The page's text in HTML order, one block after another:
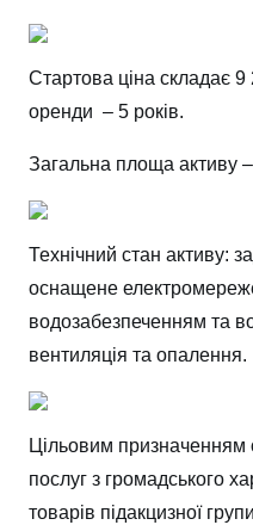
Стартова ціна складає 9
оренди – 5 років.
Загальна площа активу
Технічний стан активу:
оснащене
водозабезпеченням та
вентиляція та опалення.
Цільовим призначенням
послуг з громадського
товарів підакцизної